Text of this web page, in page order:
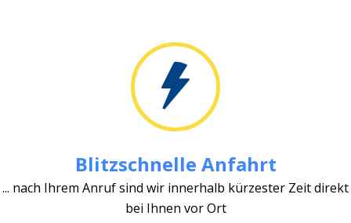
Blitzschnelle Anfahrt
... nach Ihrem Anruf sind wir innerhalb kürzester Zeit direkt
bei Ihnen vor Ort